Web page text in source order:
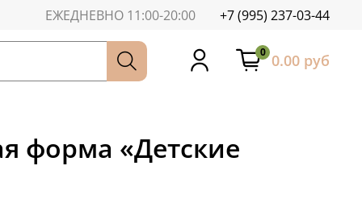
ЕЖЕДНЕВНО 11:00-20:00 +7 (995) 237-03-44
0 0.00 руб
форма «Детские